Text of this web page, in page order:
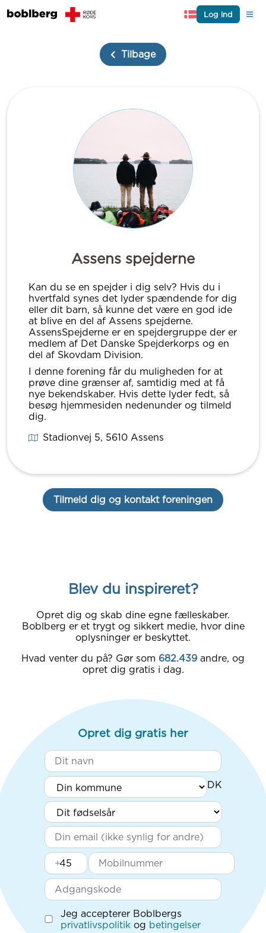
Log ind
Tilbage
Assens spejderne
Kan du se en spejder i dig selv? Hvis du i
hvertfald synes det lyder spændende for dig
eller dit barn, så kunne det være en god ide
at blive en del af Assens spejderne.
AssensSpejderne er en spejdergruppe der er
medlem af Det Danske Spejderkorps og en
del af Skovdam Division.
I denne forening får du muligheden for at
prøve dine grænser af, samtidig med at få
nye bekendskaber. Hvis dette lyder fedt, så
besøg hjemmesiden nedenunder og tilmeld
dig.
Stadionvej 5, 5610Assens
Tilmeld dig og kontakt foreningen
Blev du inspireret?
Opret dig og skab dine egne fælleskaber.
Boblberg er et trygt og sikkert medie, hvor dine
oplysninger er beskyttet.
Hvad venter du på? Gør som 682.439 andre, og
opret dig gratis i dag.
Opret dig gratis her
+
Jeg accepterer Boblbergs
privatlivspolitik og betingelser